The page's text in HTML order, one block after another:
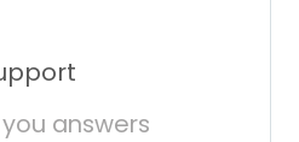
answers